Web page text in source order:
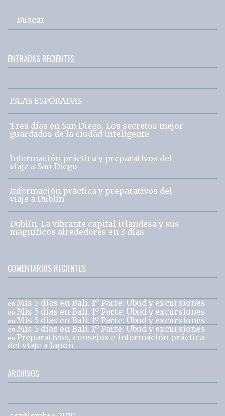
Buscar
ENTRADAS RECIENTES
ISLAS ESPÓRADAS
Tres días en San Diego. Los secretos mejor
guardados de la ciudad inteligente
Información práctica y preparativos del
viaje a San Diego
Información práctica y preparativos del
viaje a Dublín
Dublín. La vibrante capital irlandesa y sus
magníficos alrededores en 3 días
COMENTARIOS RECIENTES
en Mis 5 días en Bali. 1º Parte: Ubud y excursiones
en Mis 5 días en Bali. 1º Parte: Ubud y excursiones
en Mis 5 días en Bali. 1º Parte: Ubud y excursiones
en Mis 5 días en Bali. 1º Parte: Ubud y excursiones
en Preparativos, consejos e información práctica
del viaje a Japón
ARCHIVOS